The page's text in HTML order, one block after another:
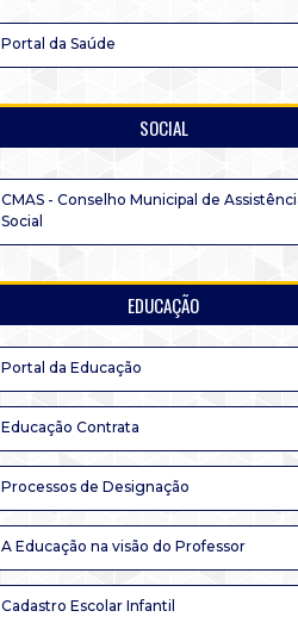
Portal da Saúde
SOCIAL
CMAS - Conselho Municipal de
Social
EDUCAÇÃO
Portal da Educação
Educação Contrata
Processos de Designação
A Educação na visão do Professor
Cadastro Escolar Infantil